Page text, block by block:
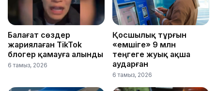
Балағат сөздер
жариялаған TikTok
блогер қамауға алынды
6 тамыз, 2026
Қосшылық тұрғын
«емшіге» 9 млн
теңгеге жуық ақша
аударған
6 тамыз, 2026